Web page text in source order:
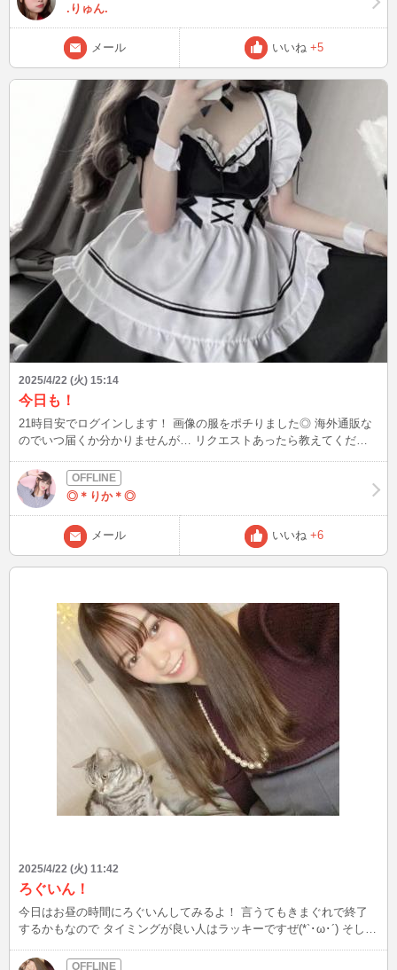
.りゅん.
メール いいね +5
2025/4/22 (火) 15:14
今日も！
21時目安でログインします！ 画像の服をポチりました◎ 海外通販な
のでいつ届くか分かりませんが… リクエストあったら教えてくださ
◎＊りか＊◎
メール いいね +6
2025/4/22 (火) 11:42
ろぐいん！
今日はお昼の時間にろぐいんしてみるよ！ 言うてもきまぐれで終了
するかもなので タイミングが良い人はラッキーですぜ(*`･ω･´) そして
いみたいでかわちいすぎる 昨日お泊まりでお留守番だったからかな